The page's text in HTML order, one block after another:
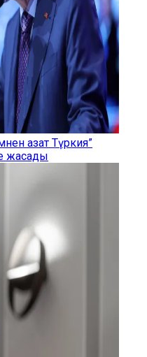
азат Түркия”
жасады